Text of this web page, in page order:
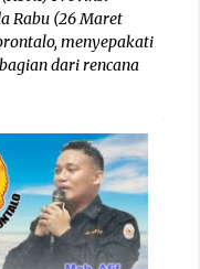
Rabu (26 Maret
menyepakati
dari rencana